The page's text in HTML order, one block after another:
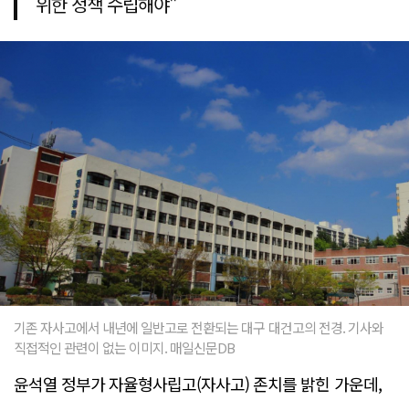
기존 자사고에서 내년에 일반고로 전환되는 대구 대건고의 전경. 기사와
직접적인 관련이 없는 이미지. 매일신문DB
윤석열 정부가 자율형사립고(자사고) 존치를 밝힌 가운데,